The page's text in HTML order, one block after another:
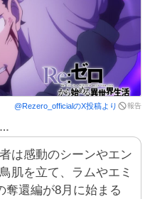
@Rezero_officialのX投稿より 報告
…
は感動のシーンやエン
肌を立て、ラムやエミ
奪還編が8月に始まる